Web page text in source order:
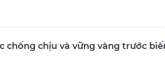
chống chịu và vững vàng trước